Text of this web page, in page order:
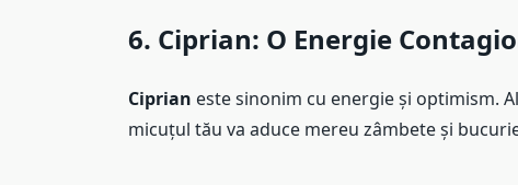
6. Ciprian: O Energie
Ciprian este sinonim cu energie și optimism.
micuțul tău va aduce mereu zâmbete și